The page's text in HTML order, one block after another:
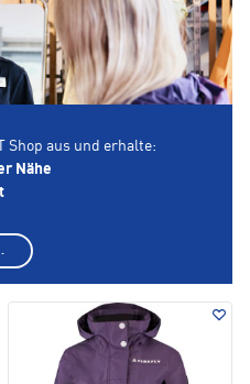
Shop aus und erhalte:
Nähe
ANZEIGEN